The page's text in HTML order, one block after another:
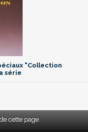
"Collection
série
cette page